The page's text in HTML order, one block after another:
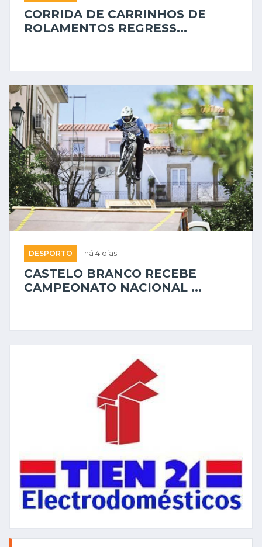
CORRIDA DE CARRINHOS DE
ROLAMENTOS REGRESS...
DESPORTO há 4 dias
CASTELO BRANCO RECEBE
CAMPEONATO NACIONAL ...